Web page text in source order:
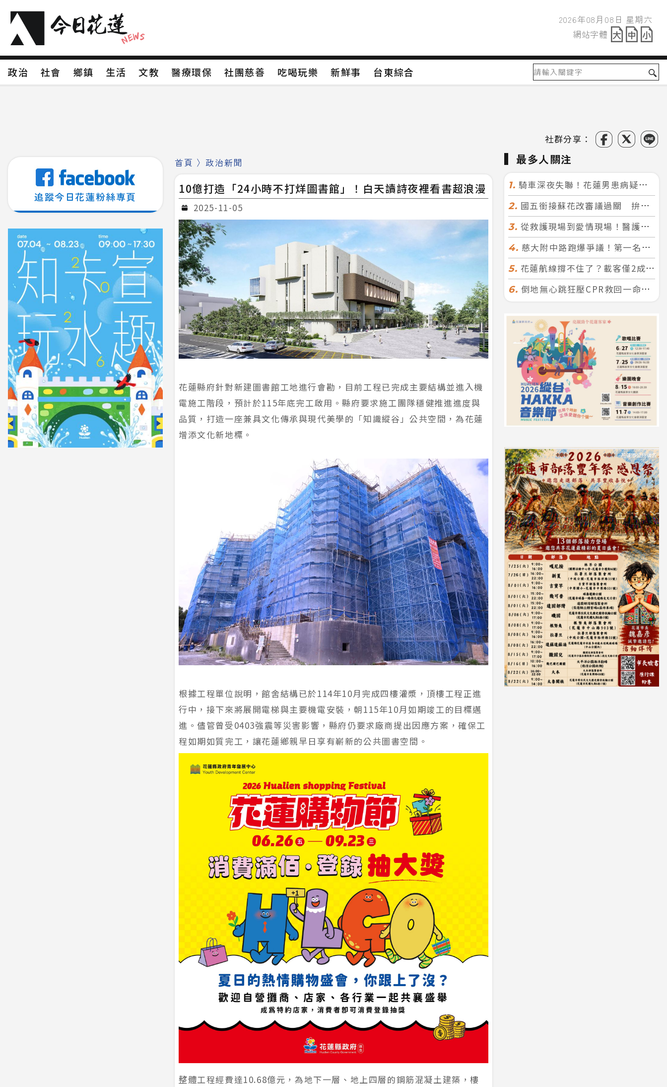
2026年08月08日
網站字體
政治 社會 鄉鎮 生活 文教 醫療環保 社團慈善 吃喝玩樂 新鮮事
台東綜合
社群分享：
追蹤今日花蓮粉絲專頁
首頁 〉 政治新聞
10億打造「24小時不打烊圖書館」！白天讀詩夜裡看書超浪漫
2025-11-05
花蓮縣府針對新建圖書館工地進行會勘，目前工程已完成主要結構並進入機
電施工階段，預計於115年底完工啟用。縣府要求施工團隊穩健推進進度與
品質，打造一座兼具文化傳承與現代美學的「知識縱谷」公共空間，為花蓮
增添文化新地標。
根據工程單位說明，館舍結構已於114年10月完成四樓灌漿，頂樓工程正進
行中，接下來將展開電梯與主要機電安裝，朝115年10月如期竣工的目標邁
進。儘管曾受0403強震等災害影響，縣府仍要求廠商提出因應方案，確保工
程如期如質完工，讓花蓮鄉親早日享有嶄新的公共圖書空間。
整體工程經費達10.68億元，為地下一層、地上四層的鋼筋混凝土建築，樓
最多人關注
1. 騎車深夜失聯！花蓮男患病疑迷途 警徒步百米急尋救回一命
2. 國五銜接蘇花改審議過關 拚明年七月前開工！台北花蓮2小時生活圈成形
3. 從救護現場到愛情現場！醫護×消防浪漫聯誼 32人配對成功5對
4. 慈大附中路跑爆爭議！第一名遭拔又改並列 家長怒：難以接受
5. 花蓮航線撐不住了？載客僅2成、年虧7000萬 華信喊：真的快飛不下去
6. 倒地無心跳狂壓CPR救回一命！警手傷撕裂仍不放手 竟救到藝人何篤霖哥哥
2026年08月08日 星期六
網站字體
政治 社會 鄉鎮 生活 文教 醫療環保 社團慈善 吃喝玩樂 新鮮事 台東綜合